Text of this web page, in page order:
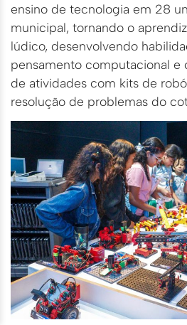
ensino de tecnologia em 28
municipal, tornando o
lúdico, desenvolvendo
pensamento computacional e
de atividades com kits de
resolução de problemas do